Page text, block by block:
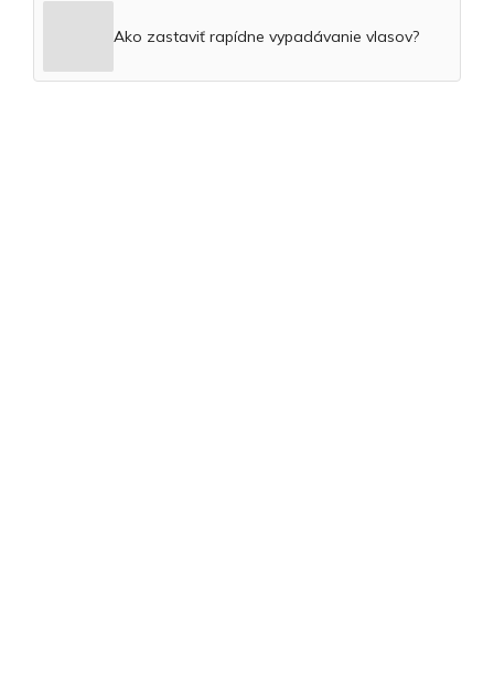
Ako zastaviť rapídne vypadávanie vlasov?